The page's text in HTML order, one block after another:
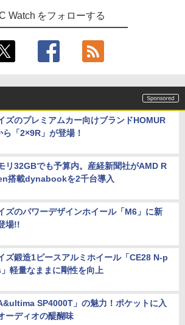
￥24,980
HP EliteDesk 800 G4 DM(Win11x64) 中
ンド搭載 特製ポーチ同梱 【2年保証】PC
モニター 液晶モニター パソコンモニター
￥19,770
公式ショップ amadana 15.6インチ モバ
イルモニター ポータブルディスプレイ 1
5.6-Inch IPS Full HD Portable Displa
y：DP10『極限まで削ぎ落した、美しい
￥19,800
￥56,870
Watch をフォローする
ズのプレミアムカー向けブランドHOMUR
ら「2×9R」が登場！
リ32GBでも予算内。産経新聞社がAMD R
搭載dynabookを2千台導入
ズのパワーデザインホイール「M6」に新
場!!
ズ鍛造1ピースアルミホイール「CE28 N-p
軽量なままに剛性を向上
A&ultima SP4000T」の魅力！ポケットに入
ーディオの醍醐味